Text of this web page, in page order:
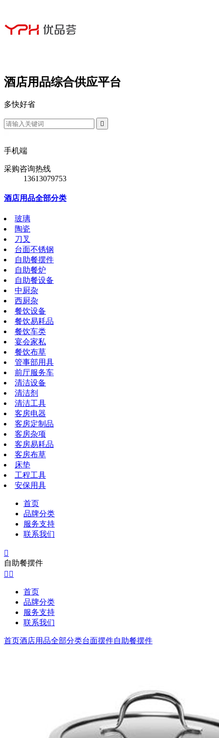
酒店用品综合供应平台
多快好省

手机端
采购咨询热线
13613079753
酒店用品全部分类
玻璃
陶瓷
刀叉
台面不锈钢
自助餐摆件
自助餐炉
自助餐设备
中厨杂
西厨杂
餐饮设备
餐饮易耗品
餐饮车类
宴会家私
餐饮布草
管事部用具
前厅服务车
清洁设备
清洁剂
清洁工具
客房电器
客房定制品
客房杂项
客房易耗品
客房布草
床垫
工程工具
安保用具
首页
品牌分类
服务支持
联系我们

自助餐摆件
 
首页
品牌分类
服务支持
联系我们
首页酒店用品全部分类台面摆件自助餐摆件